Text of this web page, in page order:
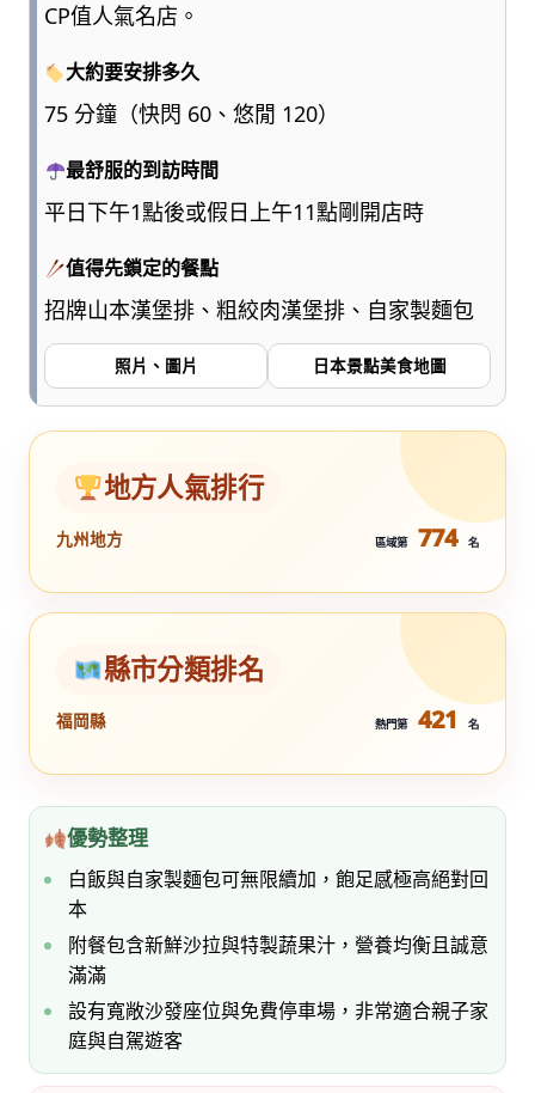
CP值人氣名店。
大約要安排多久
75 分鐘（快閃 60、悠閒 120）
最舒服的到訪時間
平日下午1點後或假日上午11點剛開店時
值得先鎖定的餐點
招牌山本漢堡排、粗絞肉漢堡排、自家製麵包
照片、圖片 日本景點美食地圖
地方人氣排行
九州地方 區域第 774 名
縣市分類排名
福岡縣 熱門第 421 名
優勢整理
白飯與自家製麵包可無限續加，飽足感極高絕對回
本
附餐包含新鮮沙拉與特製蔬果汁，營養均衡且誠意
滿滿
設有寬敞沙發座位與免費停車場，非常適合親子家
庭與自駕遊客